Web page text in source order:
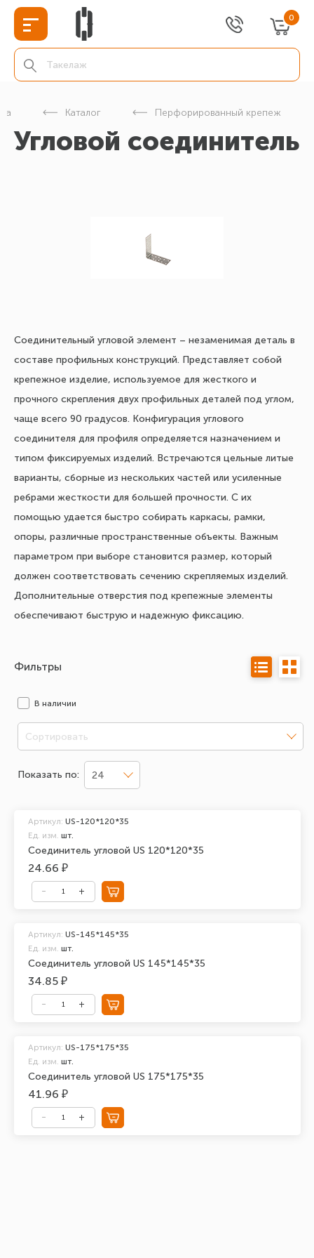
0
Каталог Перфорированный крепеж
Угловой соединитель
Соединительный угловой элемент – незаменимая деталь в
составе профильных конструкций. Представляет собой
крепежное изделие, используемое для жесткого и
прочного скрепления двух профильных деталей под углом,
чаще всего 90 градусов. Конфигурация углового
соединителя для профиля определяется назначением и
типом фиксируемых изделий. Встречаются цельные литые
варианты, сборные из нескольких частей или усиленные
ребрами жесткости для большей прочности. С их
помощью удается быстро собирать каркасы, рамки,
опоры, различные пространственные объекты. Важным
параметром при выборе становится размер, который
должен соответствовать сечению скрепляемых изделий.
Дополнительные отверстия под крепежные элементы
обеспечивают быструю и надежную фиксацию.
Фильтры
В наличии
Сортировать
Показать по: 24
Соединитель угловой US 120*120*35
Артикул: US-120*120*35
Ед. изм. шт.
24.66 ₽
Соединитель угловой US 145*145*35
Артикул: US-145*145*35
Ед. изм. шт.
34.85 ₽
Соединитель угловой US 175*175*35
Артикул: US-175*175*35
Ед. изм. шт.
41.96 ₽